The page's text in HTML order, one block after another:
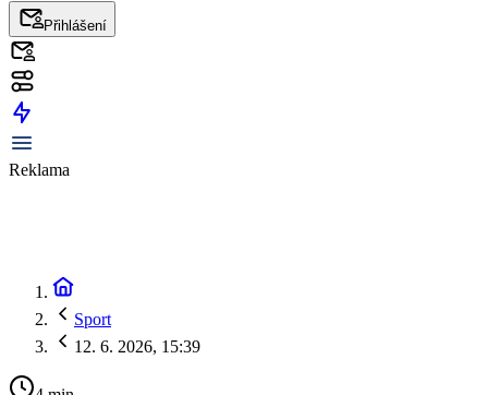
Přihlášení
Reklama
Sport
12. 6. 2026, 15:39